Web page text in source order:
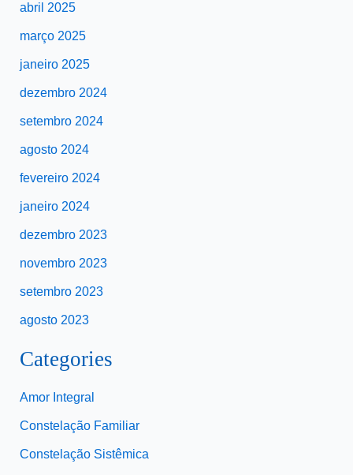
abril 2025
março 2025
janeiro 2025
dezembro 2024
setembro 2024
agosto 2024
fevereiro 2024
janeiro 2024
dezembro 2023
novembro 2023
setembro 2023
agosto 2023
Categories
Amor Integral
Constelação Familiar
Constelação Sistêmica